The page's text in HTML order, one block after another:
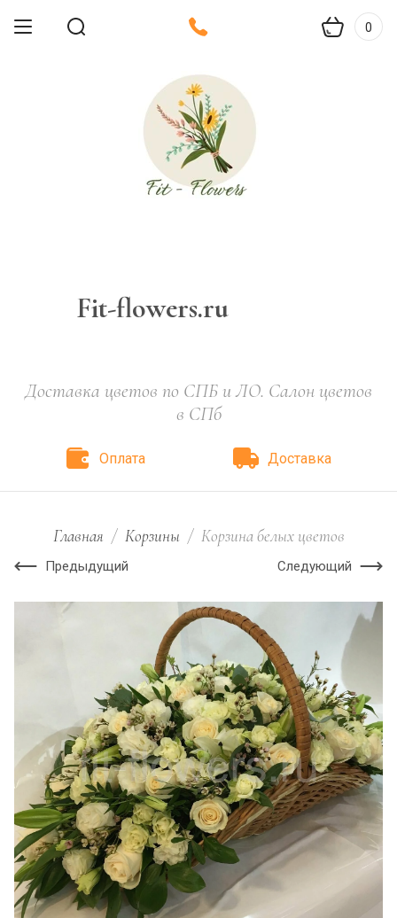
0
Fit-flowers.ru
Доставка цветов по СПБ и ЛО. Салон цветов
в СПб
Оплата Доставка
Главная / Корзины / Корзина белых цветов
Предыдущий Следующий